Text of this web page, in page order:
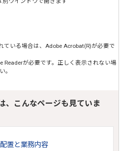
いる場合は、 Adobe Acrobat(R)が必要で
Readerが必要です。正しく表示されない場
。
、こんなページも見ていま
置と業務内容